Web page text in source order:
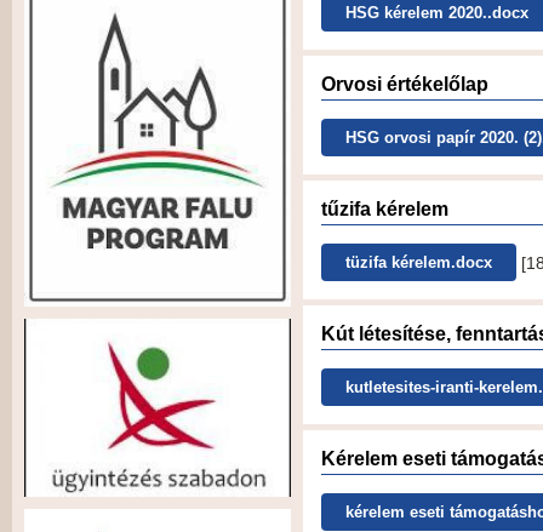
HSG kérelem 2020..docx
Orvosi értékelőlap
HSG orvosi papír 2020.
tűzifa kérelem
tüzifa kérelem.docx
Kút létesítése,
kutletesites-iranti-
Kérelem eseti
kérelem eseti